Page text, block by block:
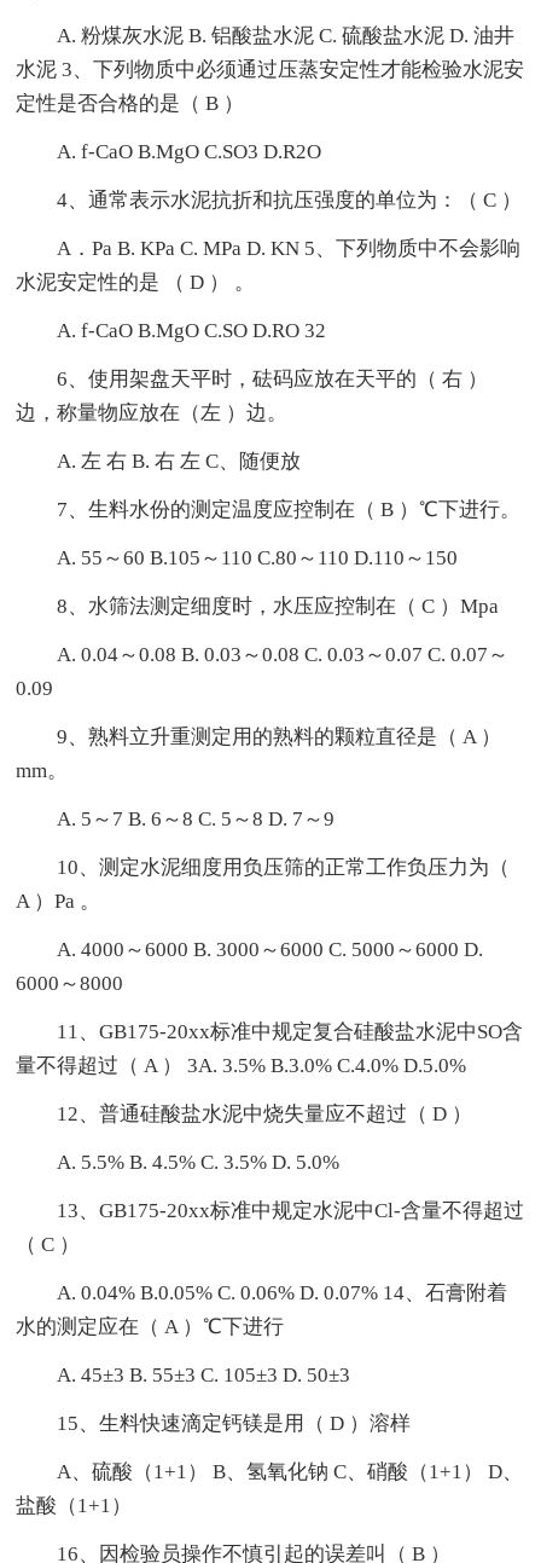
A. 粉煤灰水泥 B. 铝酸盐水泥 C. 硫酸盐水泥 D. 油井
水泥 3、下列物质中必须通过压蒸安定性才能检验水泥安
定性是否合格的是（ B ）
A. f-CaO B.MgO C.SO3 D.R2O
4、通常表示水泥抗折和抗压强度的单位为：（ C ）
A．Pa B. KPa C. MPa D. KN 5、下列物质中不会影响
水泥安定性的是 （ D ） 。
A. f-CaO B.MgO C.SO D.RO 32
6、使用架盘天平时，砝码应放在天平的（ 右 ）
边，称量物应放在（左 ）边。
A. 左 右 B. 右 左 C、随便放
7、生料水份的测定温度应控制在（ B ）℃下进行。
A. 55～60 B.105～110 C.80～110 D.110～150
8、水筛法测定细度时，水压应控制在（ C ）Mpa
A. 0.04～0.08 B. 0.03～0.08 C. 0.03～0.07 C. 0.07～
0.09
9、熟料立升重测定用的熟料的颗粒直径是（ A ）
mm。
A. 5～7 B. 6～8 C. 5～8 D. 7～9
10、测定水泥细度用负压筛的正常工作负压力为（
A ）Pa 。
A. 4000～6000 B. 3000～6000 C. 5000～6000 D.
6000～8000
11、GB175-20xx标准中规定复合硅酸盐水泥中SO含
量不得超过（ A ） 3A. 3.5% B.3.0% C.4.0% D.5.0%
12、普通硅酸盐水泥中烧失量应不超过（ D ）
A. 5.5% B. 4.5% C. 3.5% D. 5.0%
13、GB175-20xx标准中规定水泥中Cl-含量不得超过
（ C ）
A. 0.04% B.0.05% C. 0.06% D. 0.07% 14、石膏附着
水的测定应在（ A ）℃下进行
A. 45±3 B. 55±3 C. 105±3 D. 50±3
15、生料快速滴定钙镁是用（ D ）溶样
A、硫酸（1+1） B、氢氧化钠 C、硝酸（1+1） D、
盐酸（1+1）
16、因检验员操作不慎引起的误差叫（ B ）